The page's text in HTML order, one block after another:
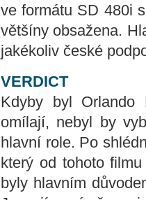
ve formátu SD 480i
většíny obsažena.
jakékoliv české
VERDICT
Kdyby byl Orlando
omílají, nebyl by
hlavní role. Po
který od tohoto
byly hlavním